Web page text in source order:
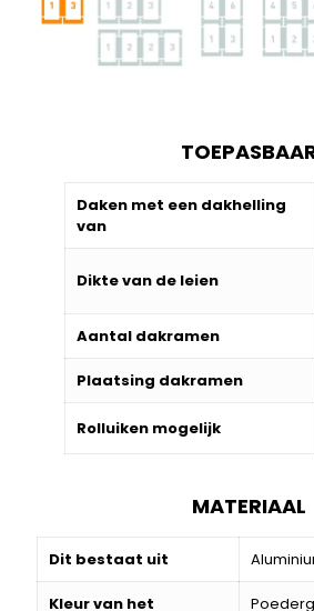
Daken met een dakhelling
van
Dikte van de leien
Aantal dakramen
Plaatsing dakramen
Rolluiken mogelijk
MATERIAAL
Dit bestaat uit
Kleur van het